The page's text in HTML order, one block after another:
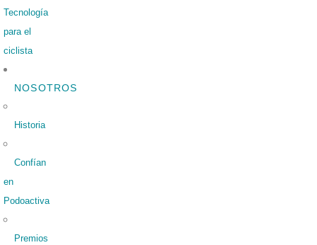
Tecnología
para el
ciclista
NOSOTROS
Historia
Confían
en
Podoactiva
Premios